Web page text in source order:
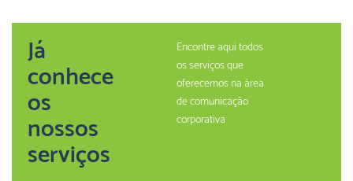
Já
conhece
os
nossos
serviços
Encontre aqui todos
os serviços que
oferecemos na àrea
de comunicação
corporativa